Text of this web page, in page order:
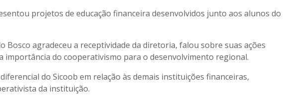
projetos de educação financeira desenvolvidos junto aos alunos do
Bosco agradeceu a receptividade da diretoria, falou sobre suas ações
importância do cooperativismo para o desenvolvimento regional.
do Sicoob em relação às demais instituições financeiras,
da instituição.